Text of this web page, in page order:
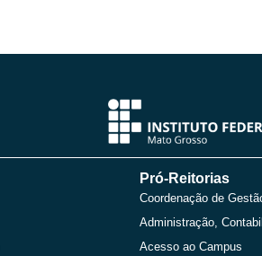
Pró-Reitorias
Coordenação de
Administração,
Acesso ao Campus